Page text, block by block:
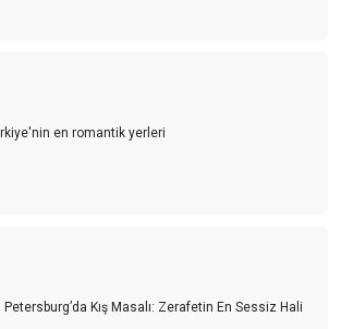
en romantik yerleri
Petersburg’da Kış Masalı: Zerafetin En Sessiz Hali